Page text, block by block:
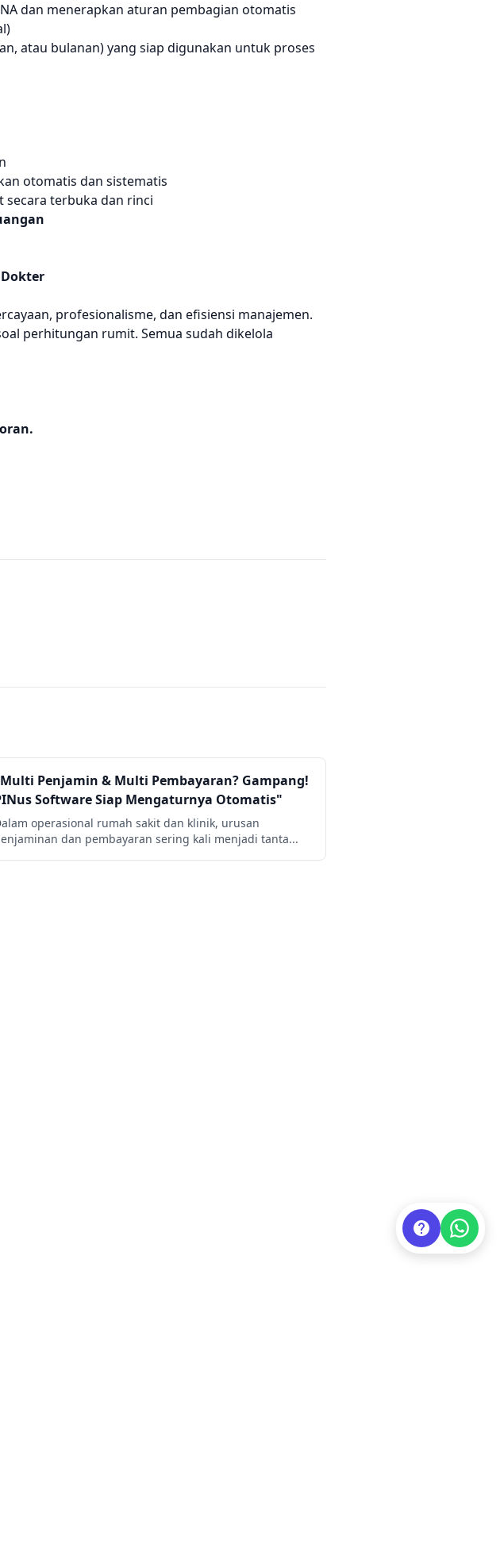
dan menerapkan aturan pembagian otomatis
atau bulanan) yang siap digunakan untuk proses
otomatis dan sistematis
terbuka dan rinci
profesionalisme, dan efisiensi manajemen.
perhitungan rumit. Semua sudah dikelola
Penjamin & Multi Pembayaran? Gampang!
Software Siap Mengaturnya Otomatis"
operasional rumah sakit dan klinik, urusan
dan pembayaran sering kali menjadi tanta...